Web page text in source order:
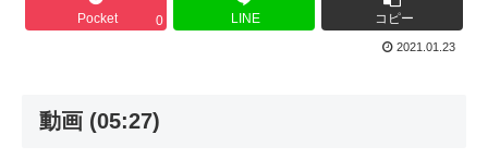
Pocket 0 LINE コピー
2021.01.23
動画 (05:27)